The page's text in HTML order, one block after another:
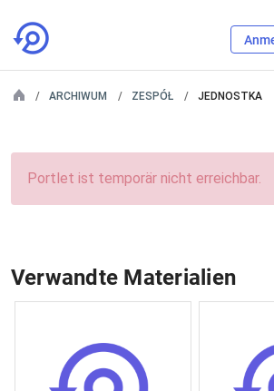
ARCHIWUM ZESPÓŁ JEDNOSTKA
Portlet ist temporär nicht erreichbar.
Verwandte Materialien